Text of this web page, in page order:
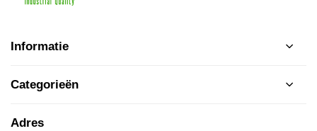
Informatie
Categorieën
Adres